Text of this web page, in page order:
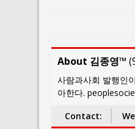
About 김종영™ (
사람과사회 발행인
아한다.
Contact: